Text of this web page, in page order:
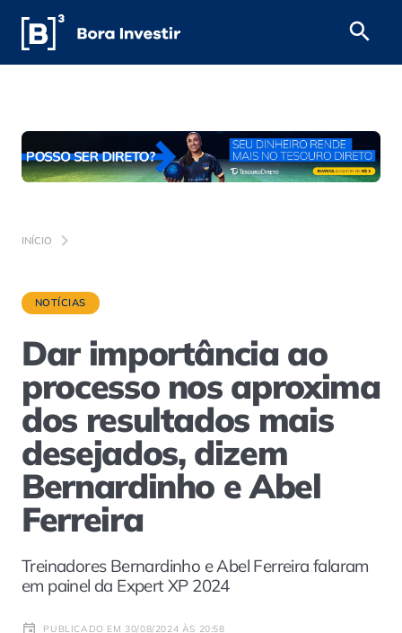
INÍCIO
NOTÍCIAS
Dar importância ao
processo nos aproxima
dos resultados mais
desejados, dizem
Bernardinho e Abel
Ferreira
Treinadores Bernardinho e Abel Ferreira falaram
em painel da Expert XP 2024
PUBLICADO EM 30/08/2024 ÀS 20:58